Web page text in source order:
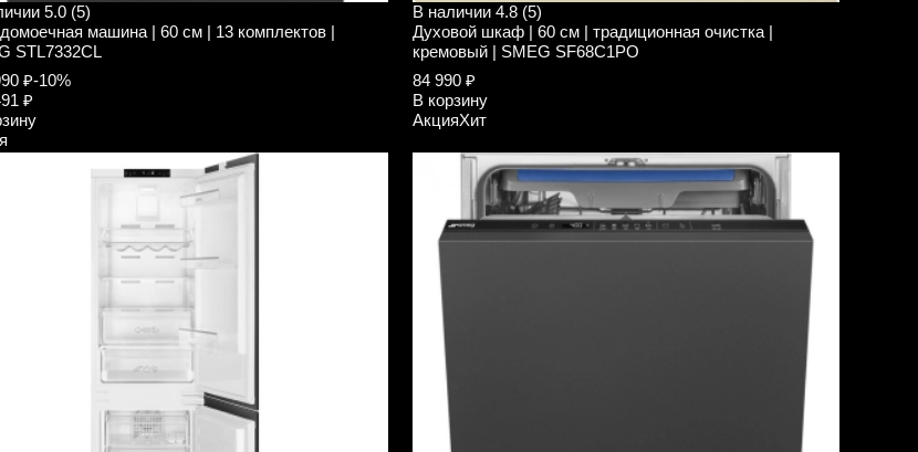
5.0 (5)
машина | 60 см | 13 комплектов |
STL7332CL
₽-10%
₽
В наличии 4.8 (5)
Духовой шкаф | 60 см | традиционная очистка |
кремовый | SMEG SF68C1PO
84 990 ₽
В корзину
АкцияХит